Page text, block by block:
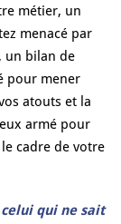
métier, un
menacé par
un bilan de
pour mener
atouts et la
armé pour
cadre de votre
qui ne sait